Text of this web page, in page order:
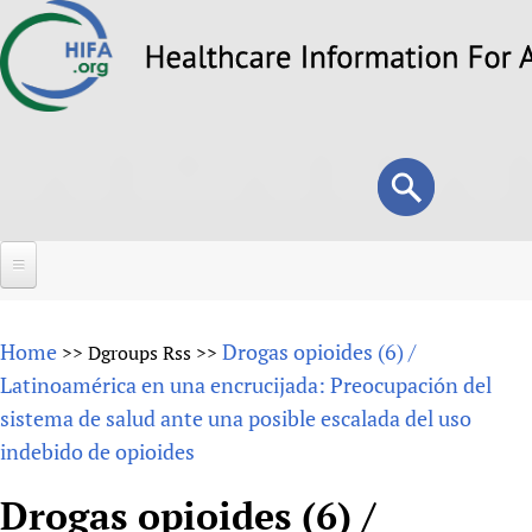
to
Search
form
Search
About
Overview
Why HIFA is needed
Vision and Strategy
Forums
How to use the HIFA forums
Home >> Dgroups Rss >> Drogas opioides (6) /
Latinoamérica en una encrucijada: Preocupación del
sistema de salud ante una posible escalada del uso
indebido de opioides
Drogas opioides (6) /